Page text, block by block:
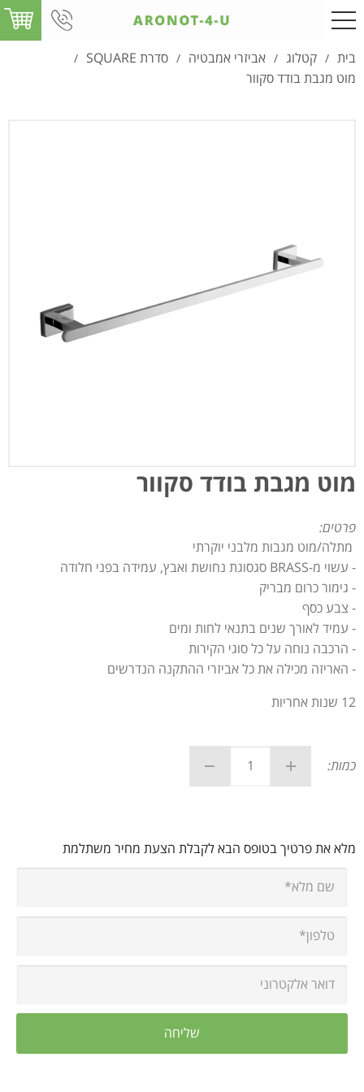
בית / קטלוג / אביזרי אמבטיה / סדרת SQUARE /
מוט מגבת בודד סקוור
מוט מגבת בודד סקוור
פרטים:
מתלה/מוט מגבות מלבני יוקרתי
- עשוי מ-BRASS סגסוגת נחושת ואבץ, עמידה בפני חלודה
- גימור כרום מבריק
- צבע כסף
- עמיד לאורך שנים בתנאי לחות ומים
- הרכבה נוחה על כל סוגי הקירות
- האריזה מכילה את כל אביזרי ההתקנה הנדרשים
12 שנות אחריות
כמות:
מלא את פרטיך בטופס הבא לקבלת הצעת מחיר משתלמת